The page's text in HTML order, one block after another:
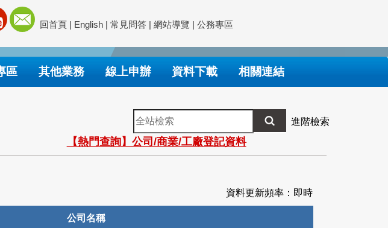
回首頁 | English | 常見問答 | 網站導覽 | 公務專區
區 其他業務 線上申辦 資料下載 相關連結
全
站
檢
索
進階檢索
【熱門查詢】公司/商業/工廠登記資料
資料更新頻率：即時
公司名稱